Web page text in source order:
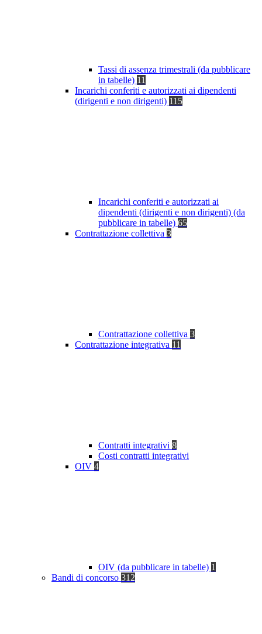
Tassi di assenza trimestrali (da pubblicare
in tabelle) 11
Incarichi conferiti e autorizzati ai dipendenti
(dirigenti e non dirigenti) 115
Incarichi conferiti e autorizzati ai
dipendenti (dirigenti e non dirigenti) (da
pubblicare in tabelle) 65
Contrattazione collettiva 3
Contrattazione collettiva 3
Contrattazione integrativa 11
Contratti integrativi 8
Costi contratti integrativi
OIV 4
OIV (da pubblicare in tabelle) 1
Bandi di concorso 312